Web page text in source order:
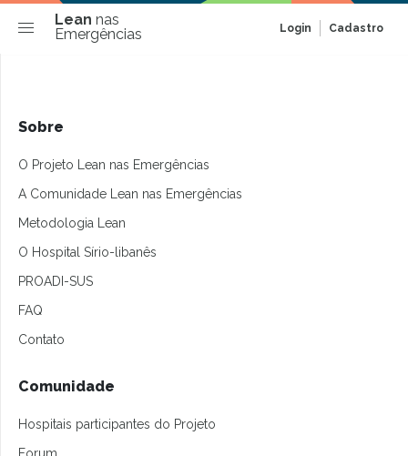
Lean nas
Emergências
Login Cadastro
Sobre
O Projeto Lean nas Emergências
A Comunidade Lean nas Emergências
Metodologia Lean
O Hospital Sírio-libanês
PROADI-SUS
FAQ
Contato
Comunidade
Hospitais participantes do Projeto